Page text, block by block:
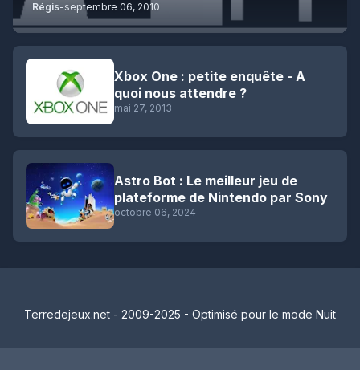
Régis-septembre 06, 2010
Xbox One : petite enquête - A
quoi nous attendre ?
mai 27, 2013
Astro Bot : Le meilleur jeu de
plateforme de Nintendo par Sony
octobre 06, 2024
Terredejeux.net - 2009-2025 - Optimisé pour le mode Nuit